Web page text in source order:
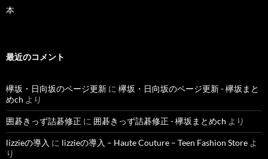
本
最近のコメント
欅坂・日向坂のページ更新 に 欅坂・日向坂のページ更新 - 欅坂まと
めch より
囲碁きっず詰碁修正 に 囲碁きっず詰碁修正 - 欅坂まとめch より
lizzieの導入 に lizzieの導入 – Haute Couture – Teen Fashion Store よ
り